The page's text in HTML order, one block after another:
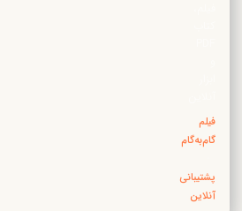
فیلم
گام‌به‌گام
پشتیبانی
آنلاین